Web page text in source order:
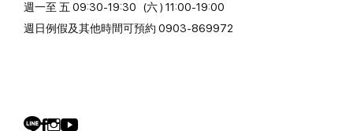
週一至 五 09:30-19:30 (六 ) 11:00-19:00
週日例假及其他時間可預約 0903-869972